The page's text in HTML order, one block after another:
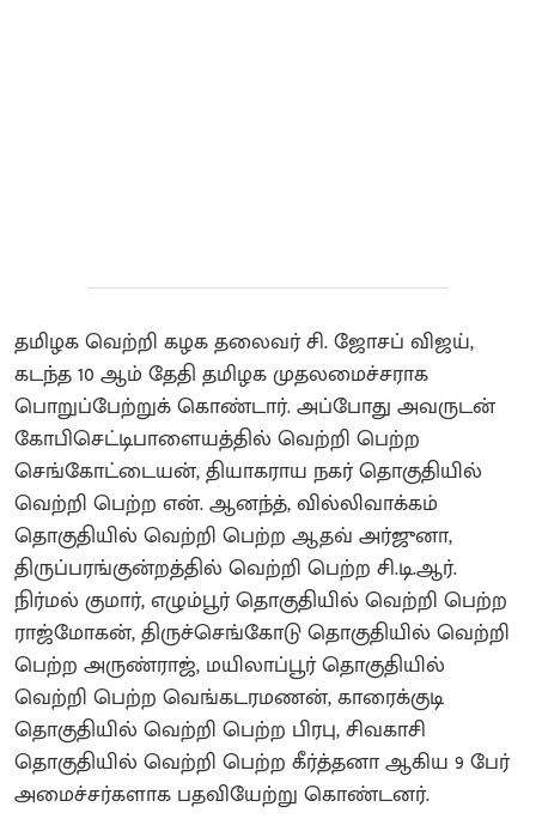
தமிழக வெற்றி கழக தலைவர் சி. ஜோசப் விஜய்,
கடந்த 10 ஆம் தேதி தமிழக முதலமைச்சராக
பொறுப்பேற்றுக் கொண்டார். அப்போது அவருடன்
கோபிசெட்டிபாளையத்தில் வெற்றி பெற்ற
செங்கோட்டையன், தியாகராய நகர் தொகுதியில்
வெற்றி பெற்ற என். ஆனந்த், வில்லிவாக்கம்
தொகுதியில் வெற்றி பெற்ற ஆதவ் அர்ஜுனா,
திருப்பரங்குன்றத்தில் வெற்றி பெற்ற சி.டி.ஆர்.
நிர்மல் குமார், எழும்பூர் தொகுதியில் வெற்றி பெற்ற
ராஜ்மோகன், திருச்செங்கோடு தொகுதியில் வெற்றி
பெற்ற அருண்ராஜ், மயிலாப்பூர் தொகுதியில்
வெற்றி பெற்ற வெங்கடரமணன், காரைக்குடி
தொகுதியில் வெற்றி பெற்ற பிரபு, சிவகாசி
தொகுதியில் வெற்றி பெற்ற கீர்த்தனா ஆகிய 9 பேர்
அமைச்சர்களாக பதவியேற்று கொண்டனர்.